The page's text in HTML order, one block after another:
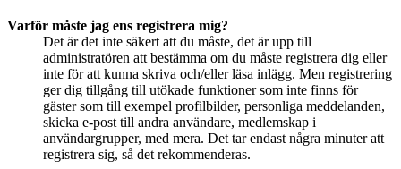
Varför måste jag ens registrera mig?
Det är det inte säkert att du måste, det är upp till
administratören att bestämma om du måste registrera dig eller
inte för att kunna skriva och/eller läsa inlägg. Men registrering
ger dig tillgång till utökade funktioner som inte finns för
gäster som till exempel profilbilder, personliga meddelanden,
skicka e-post till andra användare, medlemskap i
användargrupper, med mera. Det tar endast några minuter att
registrera sig, så det rekommenderas.